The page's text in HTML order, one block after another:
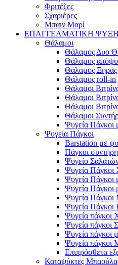
Φριτέζες
Σχαριέρες
Μπαιν Μαρί
ΕΠΑΓΓΕΛΜΑΤΙΚΗ ΨΥΞΗ
Θάλαμοι
Θάλαμος Δυο
Θάλαμος
Θάλαμος
Θάλαμος roll-in
Θάλαμοι
Θάλαμοι
Θάλαμοι
Θάλαμοι
Ψυγεία Πάγκοι
Ψυγεία Πάγκοι
Barstation με
Πάγκοι
Ψυγείο
Ψυγεία Πάγκοι
Ψυγεία Πάγκοι
Ψυγεία Πάγκοι
Ψυγεία
Ψυγεία Πάγκοι
Ψυγεία πάγκοι
Ψυγεία πάγκοι
Ψυγεία πάγκοι
Ψυγεία πάγκοι
Επιπρόσθετα
Καταψύκτες Μπαούλα